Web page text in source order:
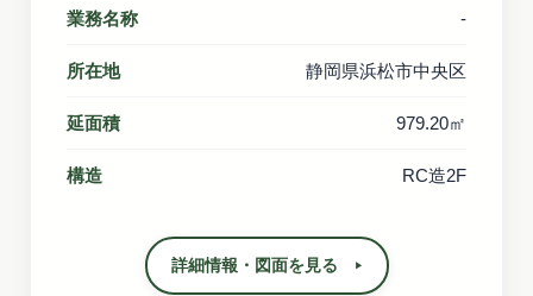
業務名称 -
所在地 静岡県浜松市中央区
延面積 979.20㎡
構造 RC造2F
詳細情報・図面を見る